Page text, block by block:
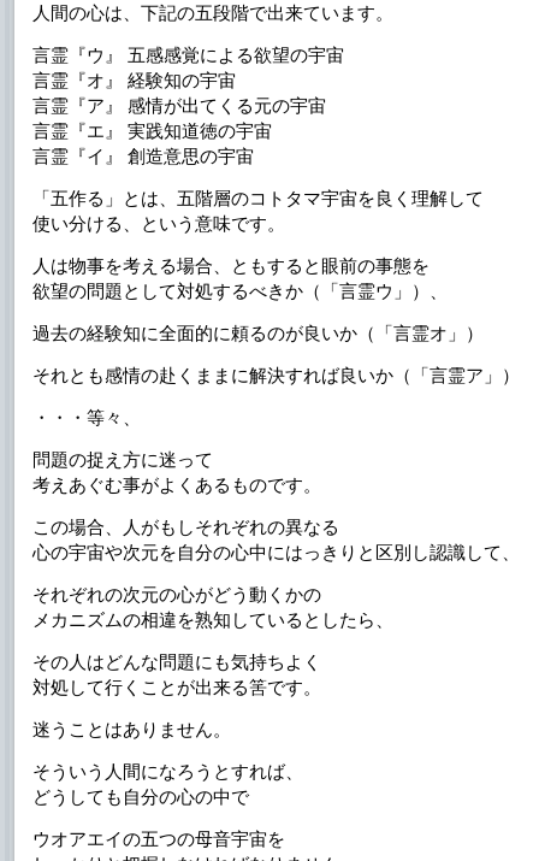
人間の心は、下記の五段階で出来ています。
言霊『ウ』 五感感覚による欲望の宇宙
言霊『オ』 経験知の宇宙
言霊『ア』 感情が出てくる元の宇宙
言霊『エ』 実践知道徳の宇宙
言霊『イ』 創造意思の宇宙
「五作る」とは、五階層のコトタマ宇宙を良く理解して
使い分ける、という意味です。
人は物事を考える場合、ともすると眼前の事態を
欲望の問題として対処するべきか（「言霊ウ」）、
過去の経験知に全面的に頼るのが良いか（「言霊オ」）
それとも感情の赴くままに解決すれば良いか（「言霊ア」）
・・・等々、
問題の捉え方に迷って
考えあぐむ事がよくあるものです。
この場合、人がもしそれぞれの異なる
心の宇宙や次元を自分の心中にはっきりと区別し認識して、
それぞれの次元の心がどう動くかの
メカニズムの相違を熟知しているとしたら、
その人はどんな問題にも気持ちよく
対処して行くことが出来る筈です。
迷うことはありません。
そういう人間になろうとすれば、
どうしても自分の心の中で
ウオアエイの五つの母音宇宙を